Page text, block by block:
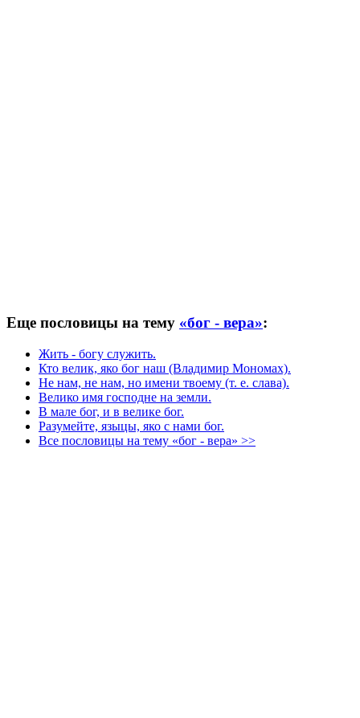
Еще пословицы на тему «бог - вера»:
Жить - богу служить.
Кто велик, яко бог наш (Владимир Мономах).
Не нам, не нам, но имени твоему (т. е. слава).
Велико имя господне на земли.
В мале бог, и в велике бог.
Разумейте, языцы, яко с нами бог.
Все пословицы на тему «бог - вера» >>